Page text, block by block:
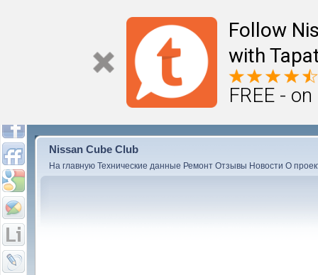
Follow
with
FREE -
Nissan Cube Club
На главную Технические данные Ремонт Отзывы Новости О